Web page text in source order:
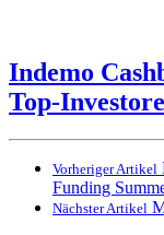
Indemo
Top-
Vorheriger Artikel
Funding
Nächster Artikel